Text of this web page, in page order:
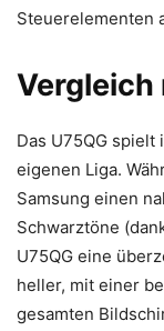
Steuerelementen
Vergleich
Das U75QG
eigenen Liga.
Samsung einen
Schwarztöne
U75QG eine
heller, mit einer
gesamten